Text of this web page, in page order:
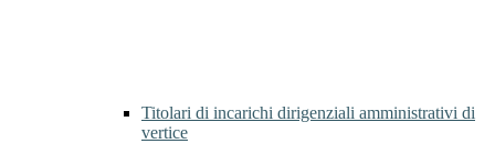
Titolari di incarichi dirigenziali amministrativi di
vertice